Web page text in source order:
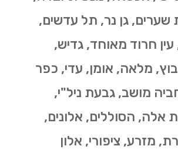
שערים, גן נר, תל עדשים,
חרוד מאוחד, גדיש,
מלאה, אומן, עדי, כפר
מושב, גבעת ניל"י,
אלה, הסוללים, אלונים,
מזרע, ציפורי, אלון